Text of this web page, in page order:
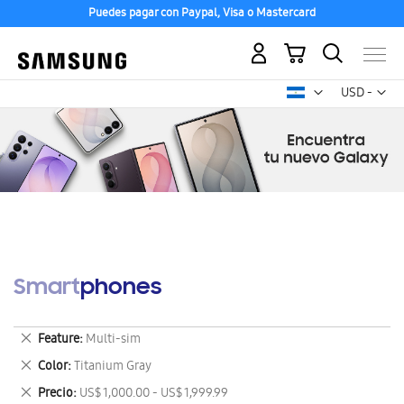
Puedes pagar con Paypal, Visa o Mastercard
USD -
dólar
Mi carrito
Smartphones
Feature Multi-sim
Eliminar
este
artículo
Color Titanium Gray
Eliminar
este
Precio US$ 1,000.00 - US$ 1,999.99
Eliminar